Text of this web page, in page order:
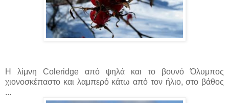
Η λίμνη Coleridge από ψηλά και το βουνό Όλυμπος
χιονοσκέπαστο και λαμπερό κάτω από τον ήλιο, στο βάθος
...